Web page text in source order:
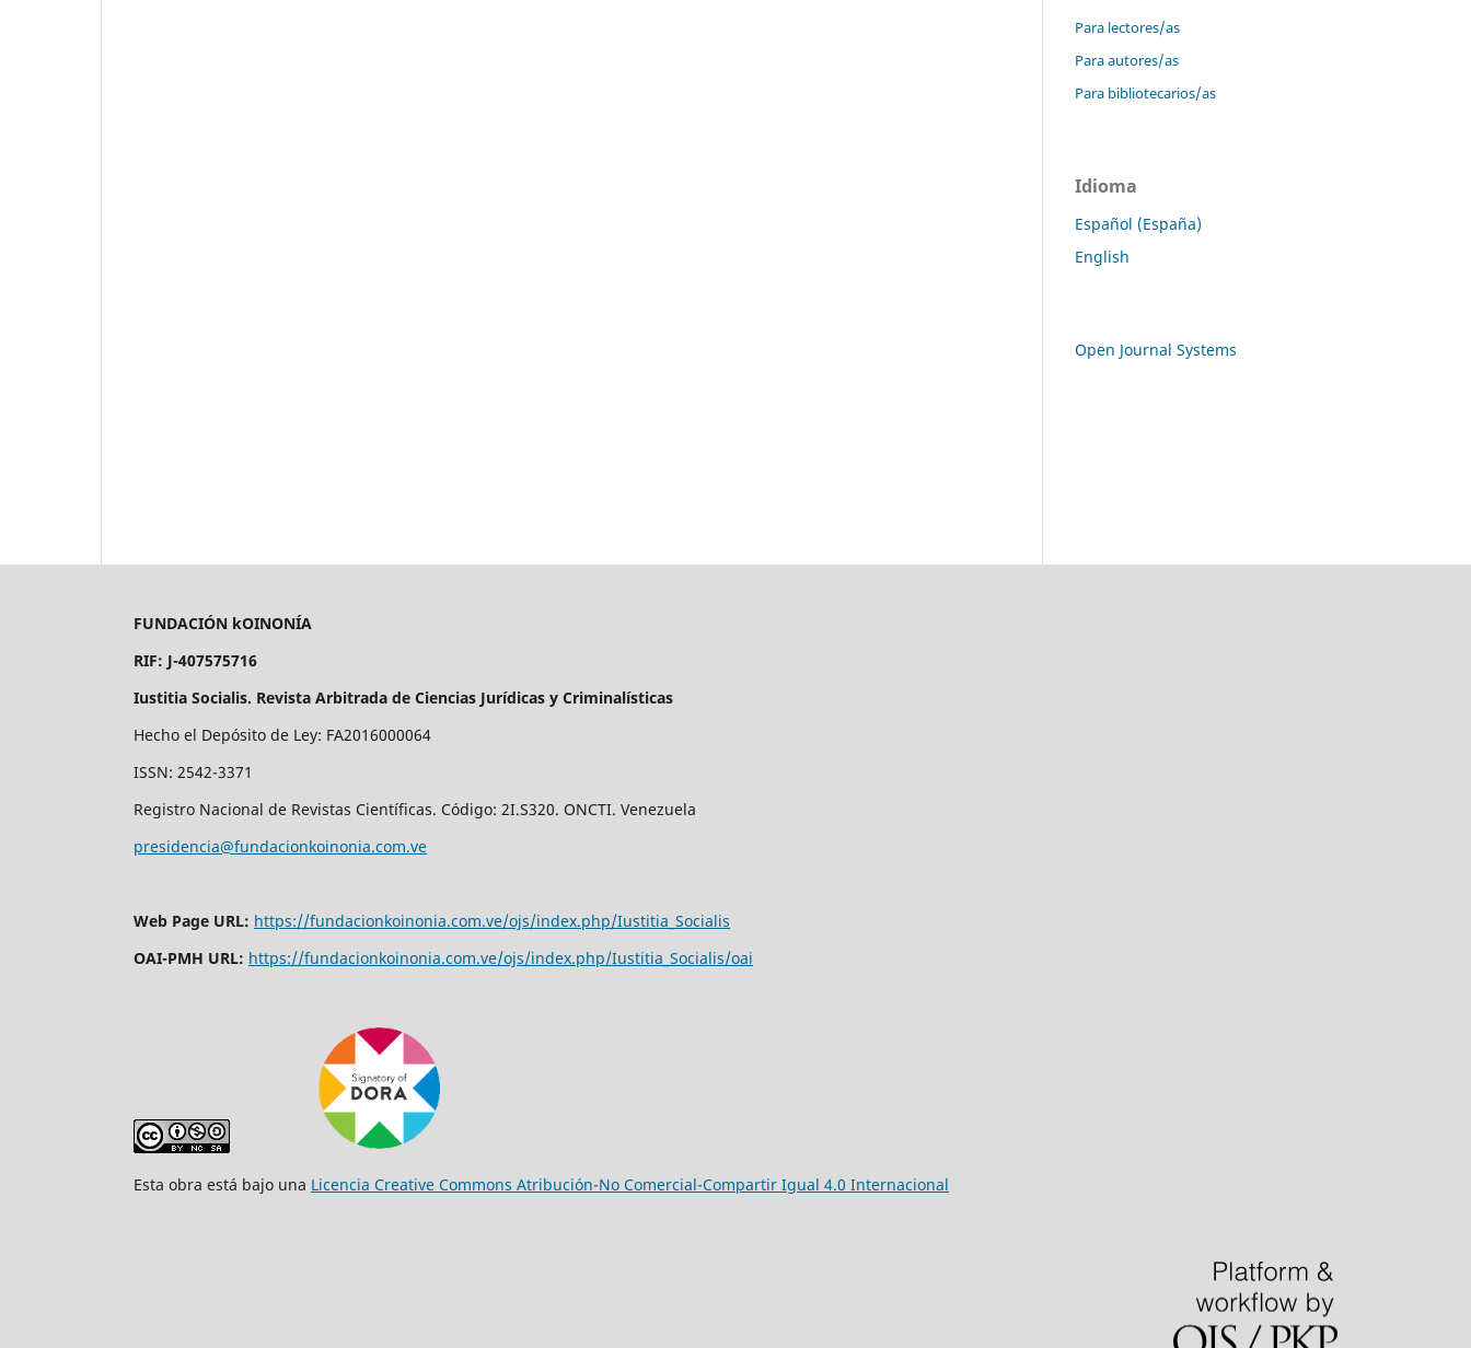
Para lectores/as
Para autores/as
Para bibliotecarios/as
Idioma
Español (España)
English
Open Journal Systems
FUNDACIÓN kOINONÍA
RIF: J-407575716
Iustitia Socialis. Revista Arbitrada de Ciencias Jurídicas y Criminalísticas
Hecho el Depósito de Ley: FA2016000064
ISSN: 2542-3371
Registro Nacional de Revistas Científicas. Código: 2I.S320. ONCTI. Venezuela
presidencia@fundacionkoinonia.com.ve
Web Page URL: https://fundacionkoinonia.com.ve/ojs/index.php/Iustitia_Socialis
OAI-PMH URL: https://fundacionkoinonia.com.ve/ojs/index.php/Iustitia_Socialis/oai
Esta obra está bajo una Licencia Creative Commons Atribución-No Comercial-Compartir Igual 4.0 Internacional